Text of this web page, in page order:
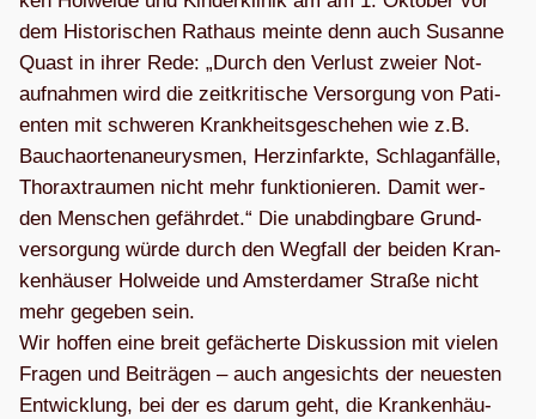
dem His­to­ri­schen Rat­haus meinte denn auch Susanne
Quast in ihrer Rede: „Durch den Ver­lust zweier Not­
auf­nah­men wird die zeit­kri­ti­sche Ver­sor­gung von Pati­
en­ten mit schwe­ren Krank­heits­ge­sche­hen wie z.B.
Bau­cha­or­ten­an­eu­rys­men, Herz­in­farkte, Schlag­an­fälle,
Tho­r­axt­rau­men nicht mehr funk­tio­nie­ren. Damit wer­
den Men­schen gefähr­det.“ Die unab­ding­bare Grund­
ver­sor­gung würde durch den Weg­fall der bei­den Kran­
ken­häu­ser Hol­weide und Ams­ter­da­mer Straße nicht
mehr gege­ben sein.
Wir hof­fen eine breit gefä­cherte Dis­kus­sion mit vie­len
Fra­gen und Bei­trä­gen – auch ange­sichts der neu­es­ten
Ent­wick­lung, bei der es darum geht, die Kran­ken­häu­